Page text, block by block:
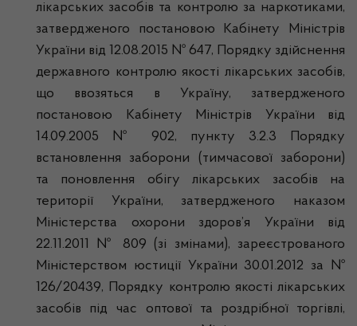
лікарських засобів та контролю за наркотиками,
затвердженого постановою Кабінету Міністрів
України від 12.08.2015 № 647, Порядку здійснення
державного контролю якості лікарських засобів,
що ввозяться в Україну, затвердженого
постановою Кабінету Міністрів України від
14.09.2005 № 902, пункту 3.2.3 Порядку
встановлення заборони (тимчасової заборони)
та поновлення обігу лікарських засобів на
території України, затвердженого наказом
Міністерства охорони здоров’я України від
22.11.2011 № 809 (зі змінами), зареєстрованого
Міністерством юстиції України 30.01.2012 за №
126/20439, Порядку контролю якості лікарських
засобів під час оптової та роздрібної торгівлі,